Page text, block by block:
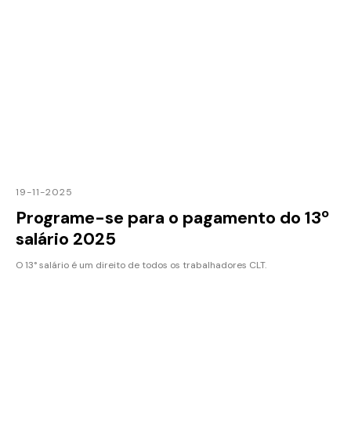
19-11-2025
Programe-se para o pagamento do 13º
salário 2025
O 13° salário é um direito de todos os trabalhadores CLT.